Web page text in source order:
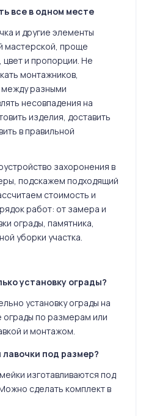
все в одном месте
и другие элементы
мастерской, проще
цвет и пропорции. Не
монтажников,
между разными
несовпадения на
изделия, доставить
в правильной
захоронения в
подскажем подходящий
стоимость и
работ: от замера и
ограды, памятника,
уборки участка.
установку ограды?
установку ограды на
ограды по размерам или
и монтажом.
под размер?
изготавливаются под
сделать комплект в